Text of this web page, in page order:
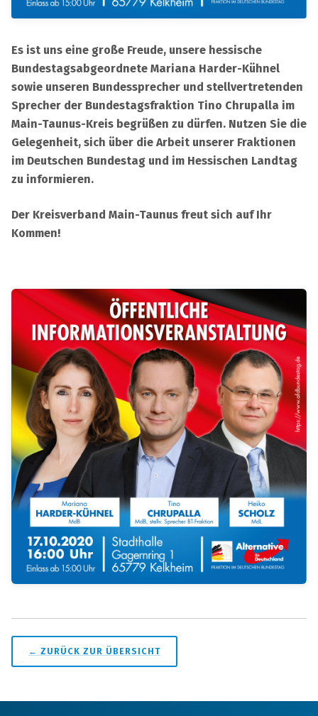
Es ist uns eine große Freude, unsere hessische
Bundestagsabgeordnete Mariana Harder-Kühnel
sowie unseren Bundessprecher und stellvertretenden
Sprecher der Bundestagsfraktion Tino Chrupalla im
Main-Taunus-Kreis begrüßen zu dürfen. Nutzen Sie die
Gelegenheit, sich über die Arbeit unserer Fraktionen
im Deutschen Bundestag und im Hessischen Landtag
zu informieren.
Der Kreisverband Main-Taunus freut sich auf Ihr
Kommen!
← ZURÜCK ZUR ÜBERSICHT